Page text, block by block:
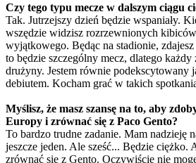
Czy tego typu mecze w dalszym ciągu
Tak. Jutrzejszy dzień będzie wspaniały.
wszędzie widzisz rozrzewnionych
wyjątkowego. Będąc na stadionie,
to będzie szczególny mecz, dlatego
drużyny. Jestem równie podekscytowany
debiutem. Kocham grać w takich
Myślisz, że masz szansę na to, aby
Europy i zrównać się z Paco Gento?
To bardzo trudne zadanie. Mam nadzieję
jeszcze jeden. Ale sześć... Będzie ciężko.
zrównać się z Gento. Oczywiście nie